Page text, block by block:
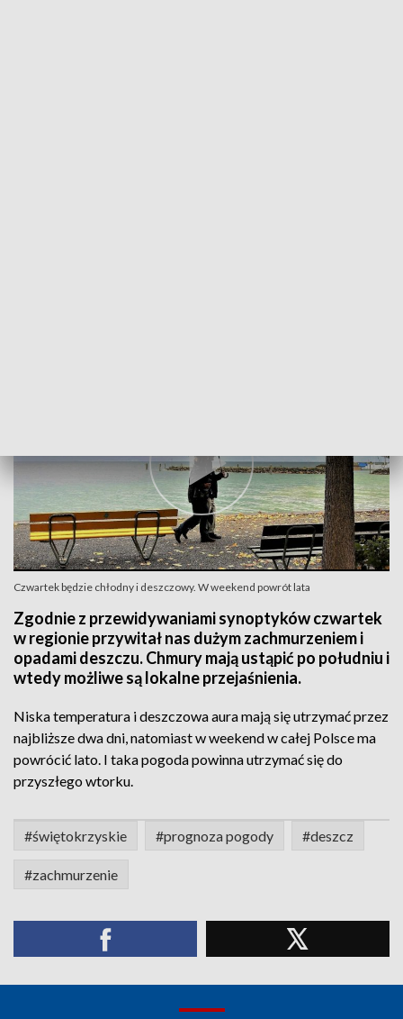
Czwartek będzie chłodny i deszczowy. W weekend powrót lata
Zgodnie z przewidywaniami synoptyków czwartek
w regionie przywitał nas dużym zachmurzeniem i
opadami deszczu. Chmury mają ustąpić po południu i
wtedy możliwe są lokalne przejaśnienia.
Niska temperatura i deszczowa aura mają się utrzymać przez
najbliższe dwa dni, natomiast w weekend w całej Polsce ma
powrócić lato. I taka pogoda powinna utrzymać się do
przyszłego wtorku.
#świętokrzyskie #prognoza pogody #deszcz
#zachmurzenie